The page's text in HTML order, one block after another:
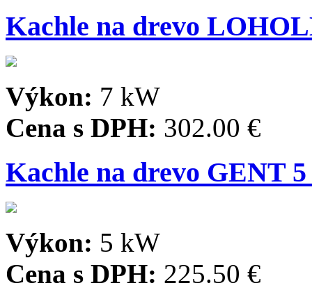
Kachle na drevo
Výkon: 7 kW
Cena s DPH: 302.00 €
Kachle na drevo GENT
Výkon: 5 kW
Cena s DPH: 225.50 €